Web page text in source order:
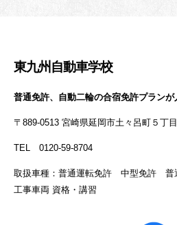
東九州自動車学校
普通免許、自動二輪の合宿免許プランが
〒889-0513 宮崎県延岡市土々呂町５丁
TEL 0120-59-8704
取扱車種：普通運転免許 中型免許
工事車両 資格・講習